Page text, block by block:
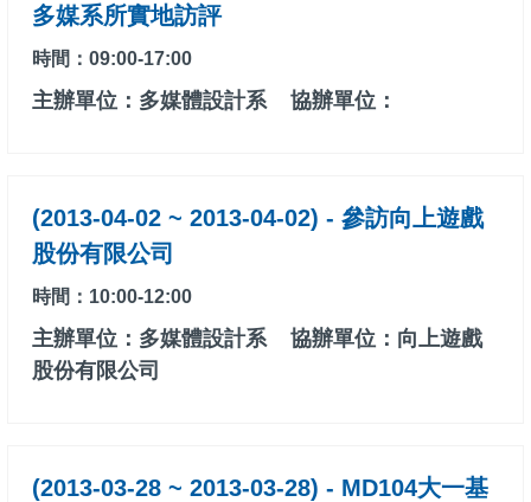
多媒系所實地訪評
時間：09:00-17:00
主辦單位：多媒體設計系 協辦單位：
(2013-04-02 ~ 2013-04-02) - 參訪向上遊戲
股份有限公司
時間：10:00-12:00
主辦單位：多媒體設計系
協辦單位：向上遊戲
股份有限公司
(2013-03-28 ~ 2013-03-28) - MD104大一基